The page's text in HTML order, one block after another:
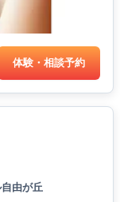
体験・相談予約
由が丘